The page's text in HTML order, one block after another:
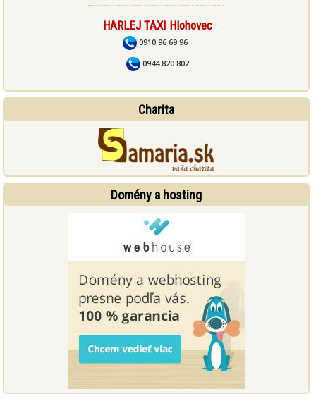
HARLEJ TAXI Hlohovec
0910 96 69 96
0944 820 802
Charita
Domény a hosting